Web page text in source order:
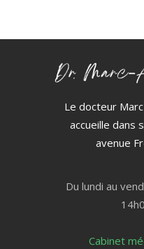
Le docteur
accueille dans
avenue
Du lundi au
Cabinet